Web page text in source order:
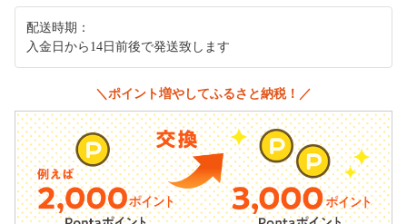
配送時期：
入金日から14日前後で発送致します
＼ポイント増やしてふるさと納税！／